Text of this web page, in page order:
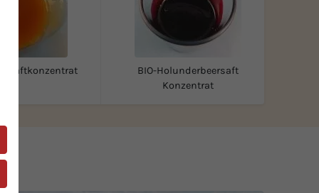
BIO-Holunderbeersaft
Konzentrat